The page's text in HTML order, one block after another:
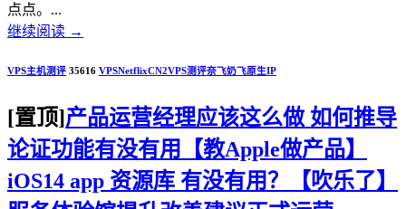
点点。...
继续阅读 →
VPS主机测评 35616 VPSNetflixCN2VPS测评奈飞奶飞原生IP
[置顶]产品运营经理应该这么做 如何推导
论证功能有没有用【教Apple做产品】
iOS14 app 资源库 有没有用？【吹乐了】